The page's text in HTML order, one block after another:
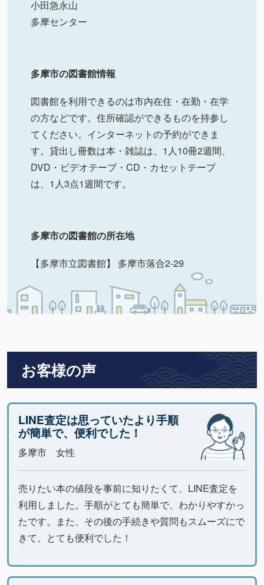
小田急永山
多摩センター
多摩市の図書館情報
図書館を利用できるのは市内在住・在勤・在学
の方などです。住所確認ができるものを持参し
てください。インターネットの予約ができま
す。貸出し冊数は本・雑誌は、1人10冊2週間、
DVD・ビデオテープ・CD・カセットテープ
は、1人3点1週間です。
多摩市の図書館の所在地
【多摩市立図書館】 多摩市落合2-29
お客様の声
LINE査定は思っていたより手順
が簡単で、便利でした！
多摩市 女性
売りたい本の値段を事前に知りたくて、LINE査定を
利用しました。手順がとても簡単で、わかりやすかっ
たです。また、その後の手続きや質問もスムーズにで
きて、とても便利でした！